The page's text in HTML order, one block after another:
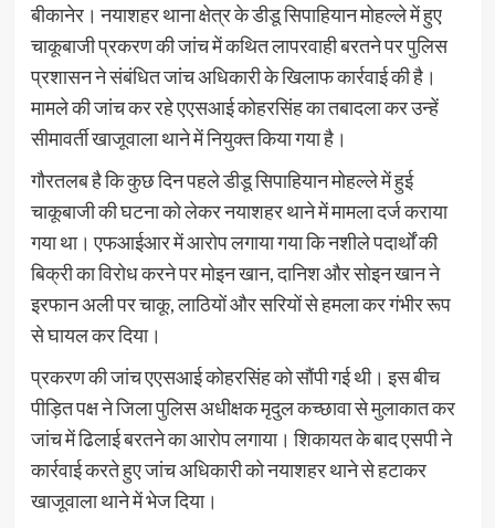
बीकानेर। नयाशहर थाना क्षेत्र के डीडू सिपाहियान मोहल्ले में हुए
चाकूबाजी प्रकरण की जांच में कथित लापरवाही बरतने पर पुलिस
प्रशासन ने संबंधित जांच अधिकारी के खिलाफ कार्रवाई की है।
मामले की जांच कर रहे एएसआई कोहरसिंह का तबादला कर उन्हें
सीमावर्ती खाजूवाला थाने में नियुक्त किया गया है।
गौरतलब है कि कुछ दिन पहले डीडू सिपाहियान मोहल्ले में हुई
चाकूबाजी की घटना को लेकर नयाशहर थाने में मामला दर्ज कराया
गया था। एफआईआर में आरोप लगाया गया कि नशीले पदार्थों की
बिक्री का विरोध करने पर मोइन खान, दानिश और सोइन खान ने
इरफान अली पर चाकू, लाठियों और सरियों से हमला कर गंभीर रूप
से घायल कर दिया।
प्रकरण की जांच एएसआई कोहरसिंह को सौंपी गई थी। इस बीच
पीड़ित पक्ष ने जिला पुलिस अधीक्षक मृदुल कच्छावा से मुलाकात कर
जांच में ढिलाई बरतने का आरोप लगाया। शिकायत के बाद एसपी ने
कार्रवाई करते हुए जांच अधिकारी को नयाशहर थाने से हटाकर
खाजूवाला थाने में भेज दिया।